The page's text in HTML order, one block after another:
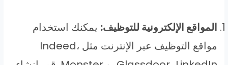
المواقع الإلكترونية للتوظيف: يمكنك استخدام
مواقع التوظيف عبر الإنترنت مثل Indeed،